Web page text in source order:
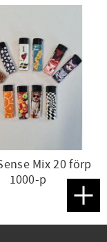
Mix 20 förp
1000-p